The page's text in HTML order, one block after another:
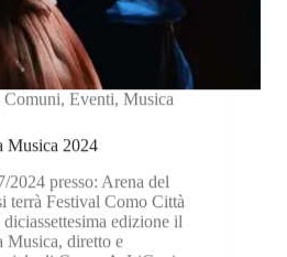
Comuni, Eventi, Musica
Musica 2024
presso: Arena del
terrà Festival Como Città
edizione il
Musica, diretto e